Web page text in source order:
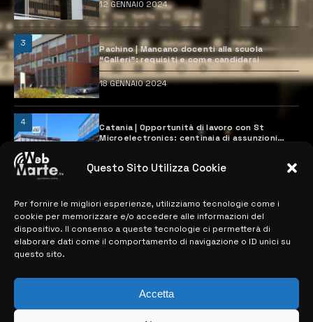
Questo Sito Utilizza Cookie
Per fornire le migliori esperienze, utilizziamo tecnologie come i
cookie per memorizzare e/o accedere alle informazioni del
dispositivo. Il consenso a queste tecnologie ci permetterà di
elaborare dati come il comportamento di navigazione o ID unici su
questo sito.
Accetta
12 GENNAIO 2024
3
Pachino | Mancano docenti alla scuola
“Calleri”: requisiti e come candidarsi
18 GENNAIO 2024
4
Catania | Opportunità di lavoro con St
Microelectronics: centinaia di assunzioni
28 MARZO 2024
MAPPA DEL SITO
> NOTIZIE
> EDIZIONI LOCALI